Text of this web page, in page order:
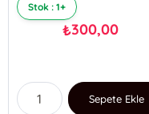
Stok : 1+
₺300,00
Sepete Ekle